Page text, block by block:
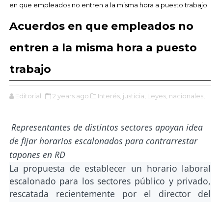
en que empleados no entren a la misma hora a puesto trabajo
Acuerdos en que empleados no
entren a la misma hora a puesto
trabajo
Editorial 2 years ago Interés, justicia, Leyes, nacionales,
Representantes de distintos sectores apoyan idea
de fijar horarios escalonados para contrarrestar
tapones en RD
La propuesta de establecer un horario laboral
escalonado para los sectores público y privado,
rescatada recientemente por el director del